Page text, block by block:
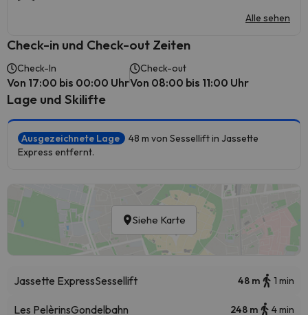
Alle sehen
Check-in und Check-out Zeiten
Check-In
Von 17:00 bis 00:00 Uhr
Check-out
Von 08:00 bis 11:00 Uhr
Lage und Skilifte
Ausgezeichnete Lage
48 m von Sessellift in Jassette
Express entfernt.
Siehe Karte
Jassette ExpressSessellift 48 m 1 min
Les PelèrinsGondelbahn 248 m 4 min